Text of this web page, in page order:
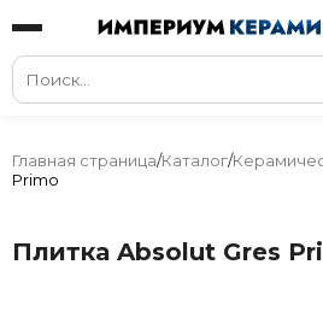
Главная страница/Каталог/
Primo
Плитка Absolut Gres